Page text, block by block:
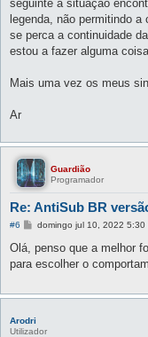
seguinte à situação
legenda, não permitindo
se perca a continuidade
estou a fazer alguma
Mais uma vez os meus
Ar
Guardião
Programador
Re: AntiSub BR
#6
M
n
s
a
m
domingo jul 10, 2022 5:30
Olá, penso que a melhor
para escolher o
Arodri
Utilizador